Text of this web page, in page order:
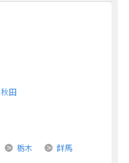
秋田
栃木 群馬